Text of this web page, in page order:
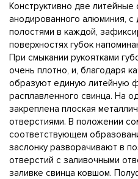
Конструктивно две
анодированного алюминия, с
полостями в каждой,
поверхностях губок
При смыкании рукоятками
очень плотно, и, благодаря
образуют единую литейную
расплавленного свинца. На
закреплена плоская
отверстиями. В положении
соответствующем
заслонку разворачивают в
отверстий с заливочными
заливке свинца ковшом.